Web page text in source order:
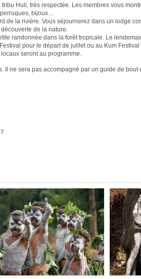
Huli, très respectée. Les membres vous
perruques, bijoux…
de la rivière. Vous séjournerez dans un lodge
de la nature.
randonnée dans la forêt tropicale. Le
pour le départ de juillet ou au Kum
seront au programme.
Il ne sera pas accompagné par un guide de bout